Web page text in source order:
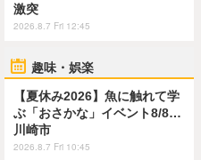
激突
2026.8.7 Fri 12:45
趣味・娯楽
【夏休み2026】魚に触れて学
ぶ「おさかな」イベント8/8…
川崎市
2026.8.7 Fri 10:45